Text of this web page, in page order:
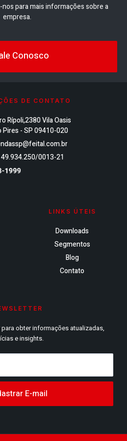
para mais informações sobre a
empresa.
Conosco
DE CONTATO
Rípoli,2380 Vila Oasis
Pires - SP 09410-020
49.934.250/0013-21
LINKS ÚTEIS
Downloads
Segmentos
Blog
Contato
obter informações atualizadas,
e insights.
E-mail